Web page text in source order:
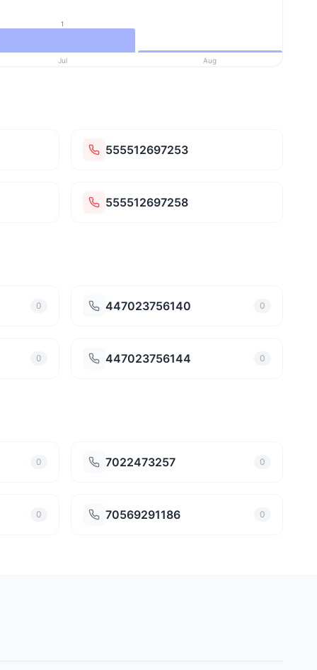
1
Jul Aug
555512697253
555512697258
0 447023756140 0
0 447023756144 0
0 7022473257 0
0 70569291186 0